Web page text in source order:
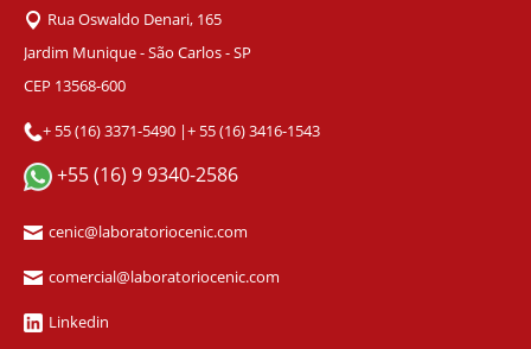
Rua Oswaldo Denari, 165
Jardim Munique - São Carlos - SP
CEP 13568-600
+ 55 (16) 3371-5490 |+ 55 (16) 3416-1543
+55 (16) 9 9340-2586
cenic@laboratoriocenic.com
comercial@laboratoriocenic.com
Linkedin